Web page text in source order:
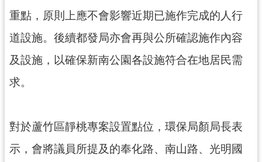
重點，原則上應不會影響近期已施作完成的人行
道設施。後續都發局亦會再與公所確認施作內容
及設施，以確保新南公園各設施符合在地居民需
求。
對於蘆竹區靜桃專案設置點位，環保局顏局長表
示，會將議員所提及的奉化路、南山路、光明國